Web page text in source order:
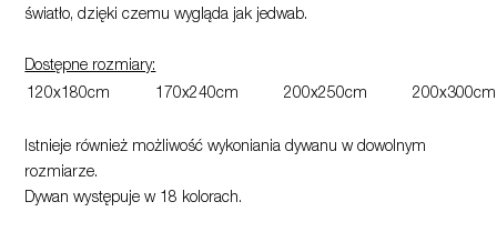
światło, dzięki czemu wygląda jak jedwab.
Dostępne rozmiary:
120x180cm
170x240cm 200x250cm 200x300cm
Istnieje również możliwość wykoniania dywanu w dowolnym
rozmiarze.
Dywan występuje w 18 kolorach.